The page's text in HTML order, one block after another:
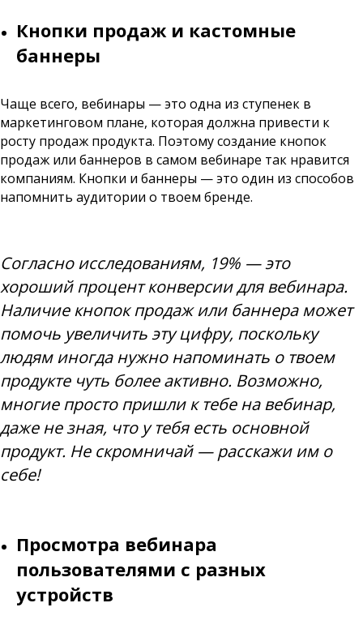
Кнопки продаж и кастомные
баннеры
Чаще всего, вебинары — это одна из ступенек в
маркетинговом плане, которая должна привести к
росту продаж продукта. Поэтому создание кнопок
продаж или баннеров в самом вебинаре так нравится
компаниям. Кнопки и баннеры — это один из способов
напомнить аудитории о твоем бренде.
Согласно исследованиям, 19% — это
хороший процент конверсии для вебинара.
Наличие кнопок продаж или баннера может
помочь увеличить эту цифру, поскольку
людям иногда нужно напоминать о твоем
продукте чуть более активно. Возможно,
многие просто пришли к тебе на вебинар,
даже не зная, что у тебя есть основной
продукт. Не скромничай — расскажи им о
себе!
Просмотра вебинара
пользователями с разных
устройств